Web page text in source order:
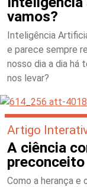
vamos?
Inteligência
e parece sempre
nosso dia a dia há
nos levar?
Artigo
A ciência
preconceito
Como a herança e